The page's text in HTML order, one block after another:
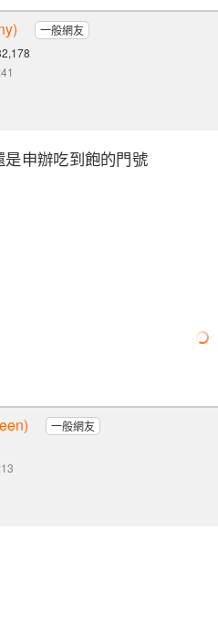
一般網友
申辦吃到飽的門號
一般網友